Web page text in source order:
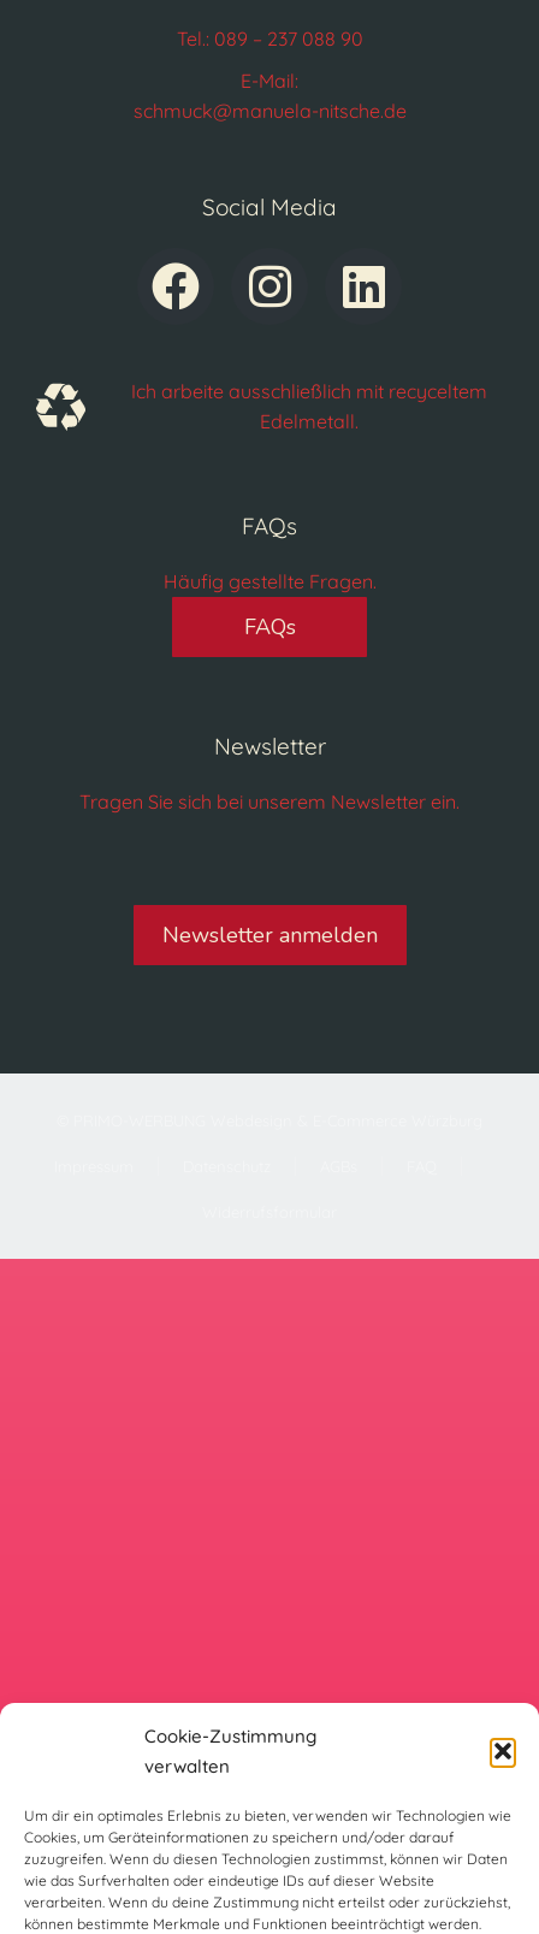
Cookie-Zustimmung
verwalten
Um dir ein optimales Erlebnis zu bieten, verwenden wir Technologien wie
Cookies, um Geräteinformationen zu speichern und/oder darauf
zuzugreifen. Wenn du diesen Technologien zustimmst, können wir Daten
wie das Surfverhalten oder eindeutige IDs auf dieser Website
verarbeiten. Wenn du deine Zustimmung nicht erteilst oder zurückziehst,
können bestimmte Merkmale und Funktionen beeinträchtigt werden.
Tel.: 089 – 237 088 90
E-Mail:
schmuck@manuela-nitsche.de
Social Media
Ich arbeite ausschließlich mit recyceltem
Edelmetall.
FAQs
Häufig gestellte Fragen.
FAQs
Newsletter
Tragen Sie sich bei unserem Newsletter ein.
Newsletter anmelden